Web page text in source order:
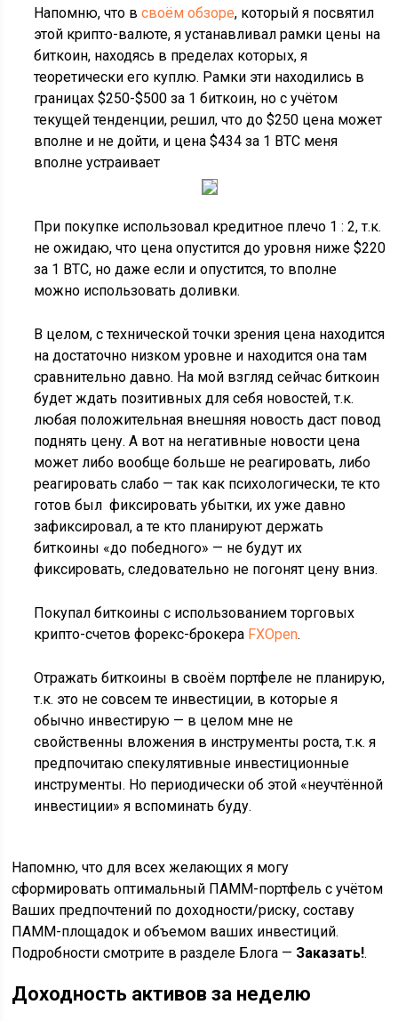
Напомню, что всвоём обзоре, который я посвятил
этой крипто-валюте, я устанавливал рамки цены на
биткоин, находясь в пределах которых, я
теоретически его куплю. Рамки эти находились в
границах $250-$500 за 1 биткоин, но с учётом
текущей тенденции, решил, что до $250 цена может
вполне и не дойти, и цена $434 за 1 BTC меня
вполне устраивает
При покупке использовал кредитное плечо 1 : 2, т.к.
не ожидаю, что цена опустится до уровня ниже $220
за 1 BTC, но даже если и опустится, то вполне
можно использовать доливки.
В целом, с технической точки зрения цена находится
на достаточно низком уровне и находится она там
сравнительно давно. На мой взгляд сейчас биткоин
будет ждать позитивных для себя новостей, т.к.
любая положительная внешняя новость даст повод
поднять цену. А вот на негативные новости цена
может либо вообще больше не реагировать, либо
реагировать слабо — так как психологически, те кто
готов был фиксировать убытки, их уже давно
зафиксировал, а те кто планируют держать
биткоины «до победного» — не будут их
фиксировать, следовательно не погонят цену вниз.
Покупал биткоины с использованием торговых
крипто-счетов форекс-брокера FXOpen.
Отражать биткоины в своём портфеле не планирую,
т.к. это не совсем те инвестиции, в которые я
обычно инвестирую — в целом мне не
свойственны вложения в инструменты роста, т.к. я
предпочитаю спекулятивные инвестиционные
инструменты. Но периодически об этой «неучтённой
инвестиции» я вспоминать буду.
Напомню, что для всех желающих я могу
сформировать оптимальный ПАММ-портфель с учётом
Ваших предпочтений по доходности/риску, составу
ПАММ-площадок и объемом ваших инвестиций.
Подробности смотрите в разделе Блога — Заказать!.
Доходность активов за неделю